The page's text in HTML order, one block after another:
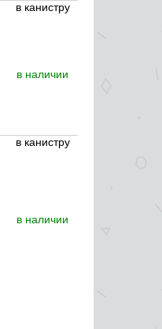
в канистру
в наличии
в канистру
в наличии